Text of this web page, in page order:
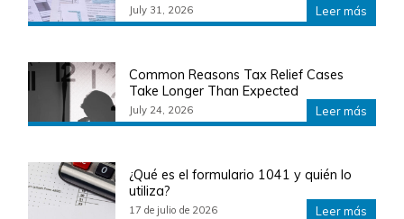
July 31, 2026 Leer más
Common Reasons Tax Relief Cases
Take Longer Than Expected
July 24, 2026 Leer más
¿Qué es el formulario 1041 y quién lo
utiliza?
17 de julio de 2026 Leer más